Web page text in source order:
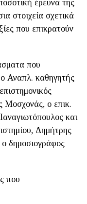
έρευνα της
στοιχεία σχετικά
που επικρατούν
που
Αναπλ. καθηγητής
Μοσχονάς, ο επικ.
και
Δημήτρης
δημοσιογράφος
που